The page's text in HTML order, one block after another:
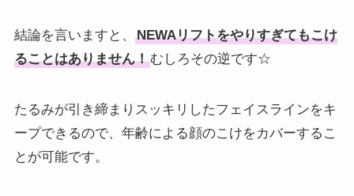
結論を言いますと、
NEWAリフトをやりすぎてもこけ
ることはありません！むしろその逆です☆
たるみが引き締まりスッキリしたフェイスラインをキ
ープできるので、年齢による顔のこけをカバーするこ
とが可能です。